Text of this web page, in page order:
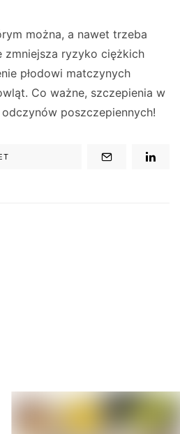
można, a nawet trzeba
zmniejsza ryzyko ciężkich
płodowi matczynych
Co ważne, szczepienia w
poszczepiennych!